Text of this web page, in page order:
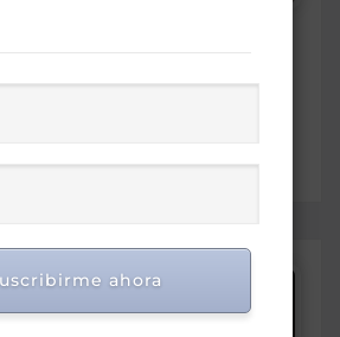
de vivir y
odios ni
ahora